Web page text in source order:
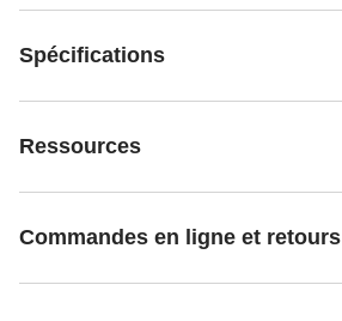
Spécifications
Ressources
Commandes en ligne et retours